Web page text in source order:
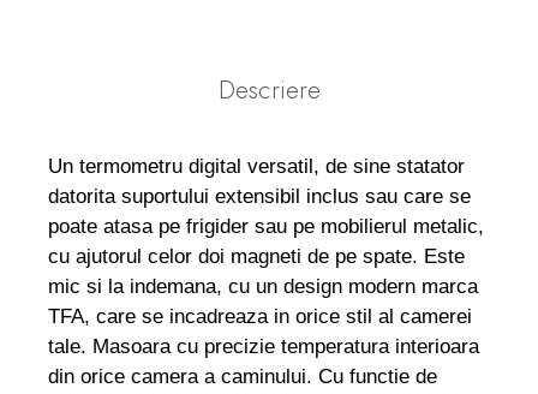
Descriere
Un termometru digital versatil, de sine statator
datorita suportului extensibil inclus sau care se
poate atasa pe frigider sau pe mobilierul metalic,
cu ajutorul celor doi magneti de pe spate. Este
mic si la indemana, cu un design modern marca
TFA, care se incadreaza in orice stil al camerei
tale. Masoara cu precizie temperatura interioara
din orice camera a caminului. Cu functie de